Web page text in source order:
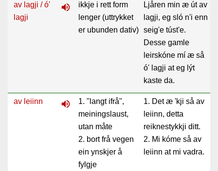
av lagji / ó'
lagji
volume_up
ikkje i rett form
lenger (uttrykket
er ubunden dativ)
Ljåren min æ út av
lagji, eg sló n'i enn
seig'e túst'e.
Desse gamle
leirskóne mí æ så
ó' lagji at eg lýt
kaste da.
av leiinn volume_up
1. "langt ifrå",
meiningslaust,
utan måte
2. bort frå vegen
ein ynskjer å
fylgje
1. Det æ 'kji så av
leiinn, detta
reiknestykkji ditt.
2. Mi kóme så av
leiinn at mi vadra.